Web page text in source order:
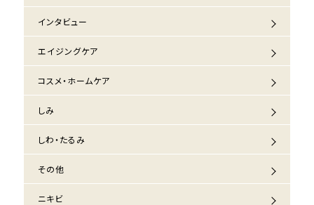
インタビュー
エイジングケア
コスメ・ホームケア
しみ
しわ・たるみ
その他
ニキビ